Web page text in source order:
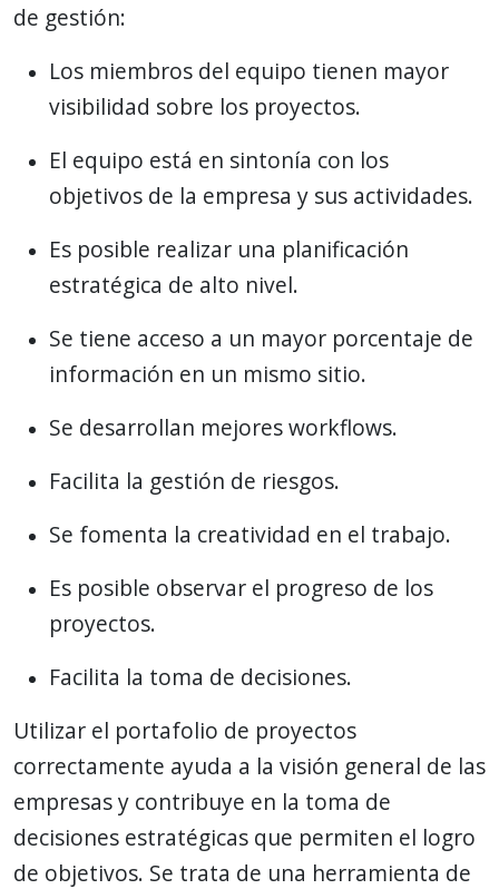
de gestión:
Los miembros del equipo tienen mayor
visibilidad sobre los proyectos.
El equipo está en sintonía con los
objetivos de la empresa y sus actividades.
Es posible realizar una planificación
estratégica de alto nivel.
Se tiene acceso a un mayor porcentaje de
información en un mismo sitio.
Se desarrollan mejores workflows.
Facilita la gestión de riesgos.
Se fomenta la creatividad en el trabajo.
Es posible observar el progreso de los
proyectos.
Facilita la toma de decisiones.
Utilizar el portafolio de proyectos
correctamente ayuda a la visión general de las
empresas y contribuye en la toma de
decisiones estratégicas que permiten el logro
de objetivos. Se trata de una herramienta de